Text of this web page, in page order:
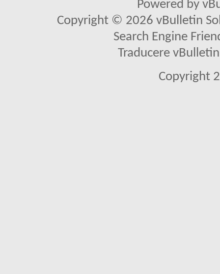
Powered by
Copyright © 2026 vBulletin
Search Engine
Traducere
Copyright